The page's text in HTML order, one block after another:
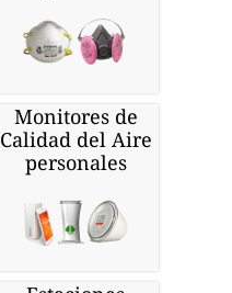
Monitores de
Calidad del Aire
personales